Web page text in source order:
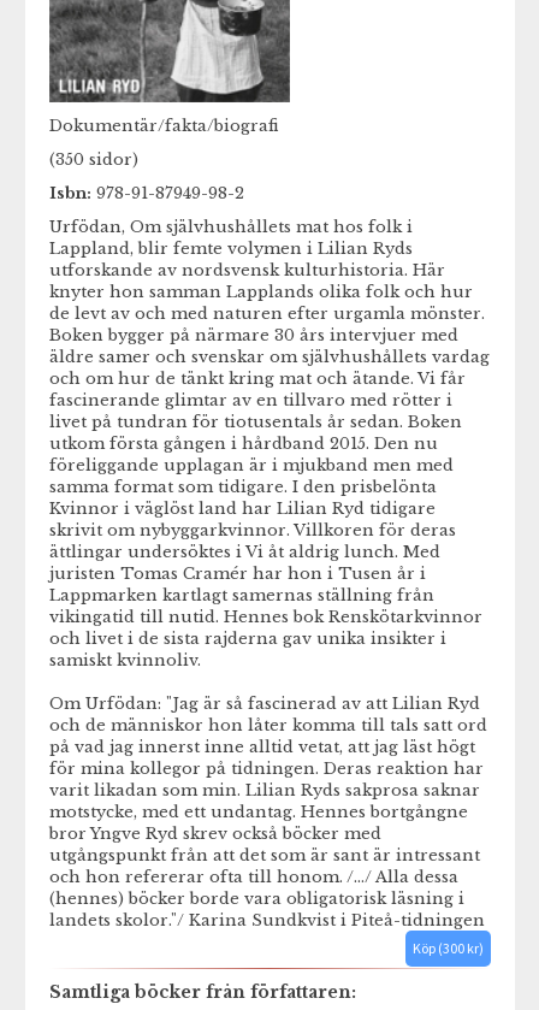
Dokumentär/fakta/biografi
(350 sidor)
Isbn: 978-91-87949-98-2
Urfödan, Om självhushållets mat hos folk i
Lappland, blir femte volymen i Lilian Ryds
utforskande av nordsvensk kulturhistoria. Här
knyter hon samman Lapplands olika folk och hur
de levt av och med naturen efter urgamla mönster.
Boken bygger på närmare 30 års intervjuer med
äldre samer och svenskar om självhushållets vardag
och om hur de tänkt kring mat och ätande. Vi får
fascinerande glimtar av en tillvaro med rötter i
livet på tundran för tiotusentals år sedan. Boken
utkom första gången i hårdband 2015. Den nu
föreliggande upplagan är i mjukband men med
samma format som tidigare. I den prisbelönta
Kvinnor i väglöst land har Lilian Ryd tidigare
skrivit om nybyggarkvinnor. Villkoren för deras
ättlingar undersöktes i Vi åt aldrig lunch. Med
juristen Tomas Cramér har hon i Tusen år i
Lappmarken kartlagt samernas ställning från
vikingatid till nutid. Hennes bok Renskötarkvinnor
och livet i de sista rajderna gav unika insikter i
samiskt kvinnoliv.
Om Urfödan: "Jag är så fascinerad av att Lilian Ryd
och de människor hon låter komma till tals satt ord
på vad jag innerst inne alltid vetat, att jag läst högt
för mina kollegor på tidningen. Deras reaktion har
varit likadan som min. Lilian Ryds sakprosa saknar
motstycke, med ett undantag. Hennes bortgångne
bror Yngve Ryd skrev också böcker med
utgångspunkt från att det som är sant är intressant
och hon refererar ofta till honom. /.../ Alla dessa
(hennes) böcker borde vara obligatorisk läsning i
landets skolor."/ Karina Sundkvist i Piteå-tidningen
Köp (300 kr)
Samtliga böcker från författaren: